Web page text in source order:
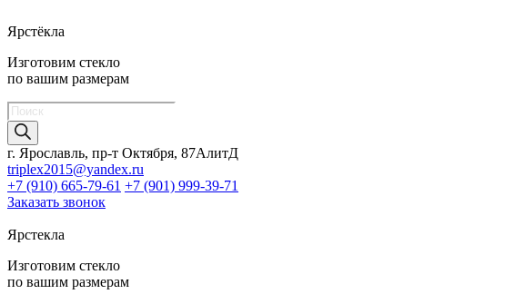
Ярстёкла
Изготовим стекло
по вашим размерам
Поиск
товаров
г. Ярославль, пр-т Октября, 87АлитД
triplex2015@yandex.ru
+7 (910) 665-79-61 +7 (901) 999-39-71
Заказать звонок
Ярстекла
Изготовим стекло
по вашим размерам